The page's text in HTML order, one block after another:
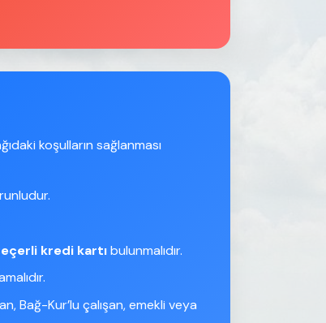
koşulların sağlanması
kredi kartıbulunmalıdır.
Bağ-Kur’lu çalışan, emekli veya